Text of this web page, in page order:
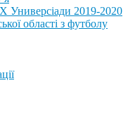
2019-2020
області з футболу